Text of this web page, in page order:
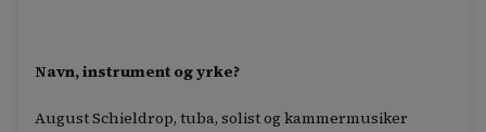
Navn, instrument og yrke?
August Schieldrop, tuba, solist og kammermusiker